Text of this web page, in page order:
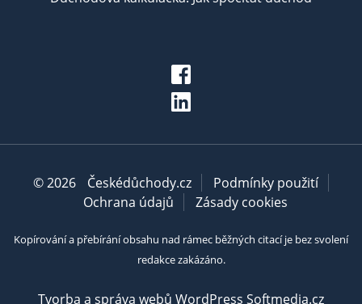
© 2026 Českédůchody.cz
Podmínky použití
Ochrana údajů
Zásady cookies
Kopírování a přebírání obsahu nad rámec běžných citací je bez svolení
redakce zakázáno.
Tvorba a správa webů WordPress Softmedia.cz